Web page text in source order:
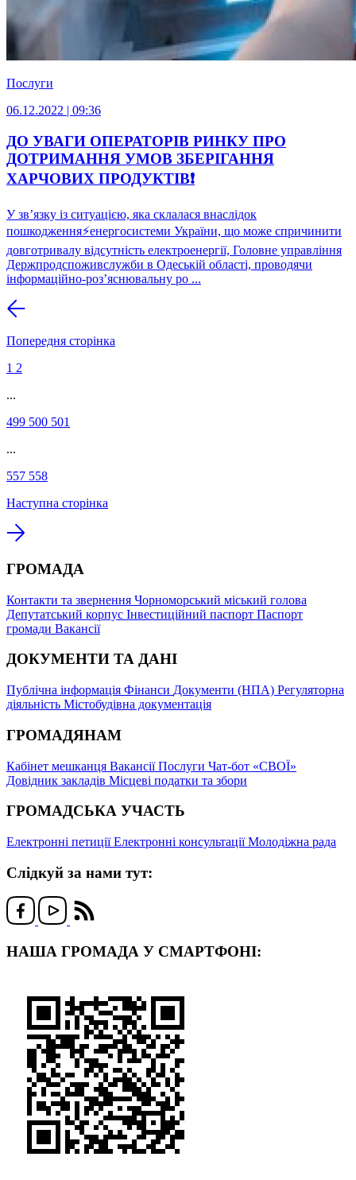
Послуги
06.12.2022 | 09:36
ДО УВАГИ ОПЕРАТОРІВ РИНКУ ПРО
ДОТРИМАННЯ УМОВ ЗБЕРІГАННЯ
ХАРЧОВИХ ПРОДУКТІВ❗
У зв’язку із ситуацією, яка склалася внаслідок
пошкодження⚡енергосистеми України, що може спричинити
довготривалу відсутність електроенергії, Головне управління
Держпродспоживслужби в Одеській області, проводячи
інформаційно-роз’яснювальну ро ...
Попередня сторінка
1 2
...
499 500 501
...
557 558
Наступна сторінка
ГРОМАДА
Контакти та звернення Чорноморський міський голова
Депутатський корпус Інвестиційний паспорт Паспорт
громади Вакансії
ДОКУМЕНТИ ТА ДАНІ
Публічна інформація Фінанси Документи (НПА) Регуляторна
діяльність Містобудівна документація
ГРОМАДЯНАМ
Кабінет мешканця ВакансіїПослуги Чат-бот «СВОЇ»
Довідник закладів Місцеві податки та збори
ГРОМАДСЬКА УЧАСТЬ
Електронні петиціїЕлектронні консультаціїМолодіжна рада
Слідкуй за нами тут:
НАША ГРОМАДА У СМАРТФОНІ: